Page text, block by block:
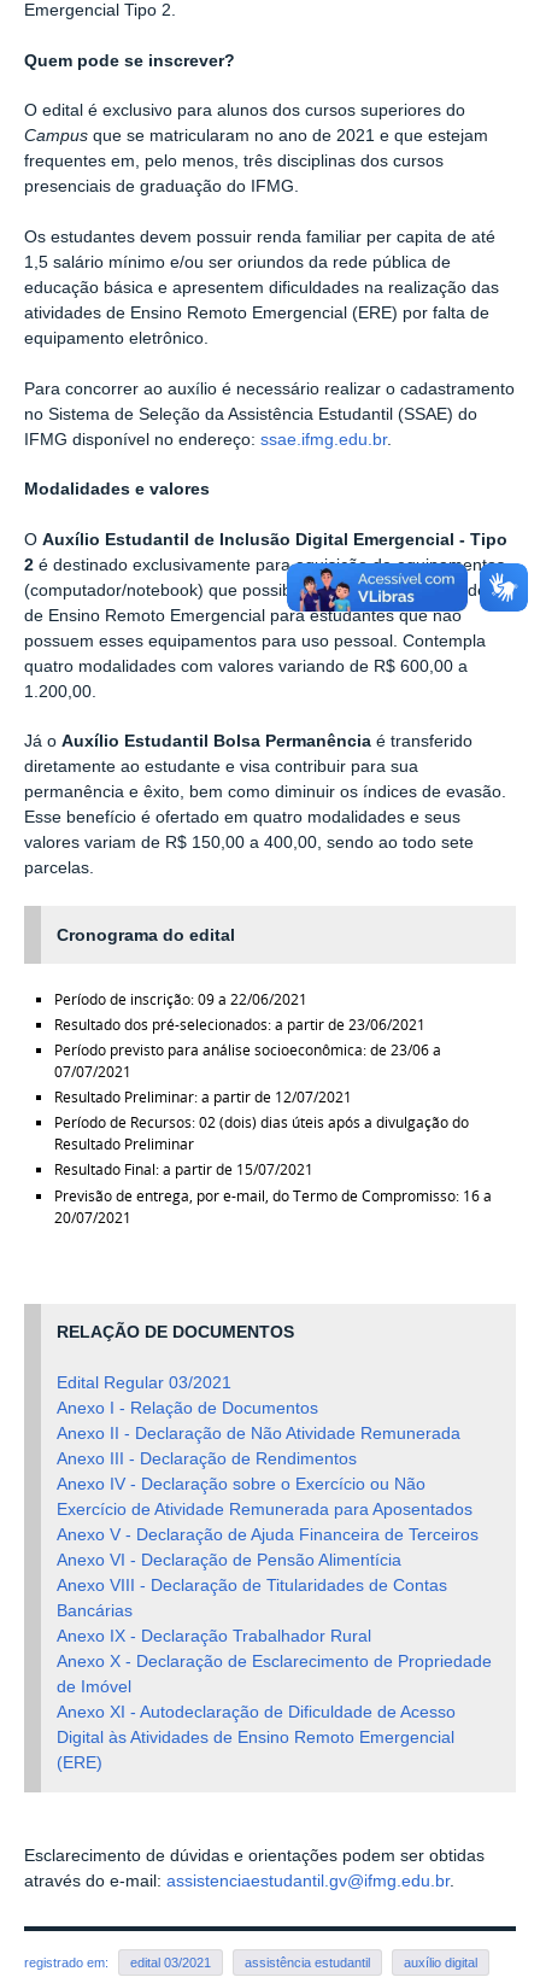
Emergencial Tipo 2.
Quem pode se inscrever?
O edital é exclusivo para alunos dos cursos superiores do
Campus que se matricularam no ano de 2021 e que estejam
frequentes em, pelo menos, três disciplinas dos cursos
presenciais de graduação do IFMG.
Os estudantes devem possuir renda familiar per capita de até
1,5 salário mínimo e/ou ser oriundos da rede pública de
educação básica e apresentem dificuldades na realização das
atividades de Ensino Remoto Emergencial (ERE) por falta de
equipamento eletrônico.
Para concorrer ao auxílio é necessário realizar o cadastramento
no Sistema de Seleção da Assistência Estudantil (SSAE) do
IFMG disponível no endereço: ssae.ifmg.edu.br.
Modalidades e valores
O Auxílio Estudantil de Inclusão Digital Emergencial - Tipo
2 é destinado exclusivamente para aquisição de equipamentos
(computador/notebook) que possibilite o acesso às atividades
de Ensino Remoto Emergencial para estudantes que não
possuem esses equipamentos para uso pessoal. Contempla
quatro modalidades com valores variando de R$ 600,00 a
1.200,00.
Já o Auxílio Estudantil Bolsa Permanência é transferido
diretamente ao estudante e visa contribuir para sua
permanência e êxito, bem como diminuir os índices de evasão.
Esse benefício é ofertado em quatro modalidades e seus
valores variam de R$ 150,00 a 400,00, sendo ao todo sete
parcelas.
Cronograma do edital
Período de inscrição: 09 a 22/06/2021
Resultado dos pré-selecionados: a partir de 23/06/2021
Período previsto para análise socioeconômica: de 23/06 a
07/07/2021
Resultado Preliminar: a partir de 12/07/2021
Período de Recursos: 02 (dois) dias úteis após a divulgação do
Resultado Preliminar
Resultado Final: a partir de 15/07/2021
Previsão de entrega, por e-mail, do Termo de Compromisso: 16 a
20/07/2021
RELAÇÃO DE DOCUMENTOS
Edital Regular 03/2021
Anexo I - Relação de Documentos
Anexo II - Declaração de Não Atividade Remunerada
Anexo III - Declaração de Rendimentos
Anexo IV - Declaração sobre o Exercício ou Não
Exercício de Atividade Remunerada para Aposentados
Anexo V - Declaração de Ajuda Financeira de Terceiros
Anexo VI - Declaração de Pensão Alimentícia
Anexo VIII - Declaração de Titularidades de Contas
Bancárias
Anexo IX - Declaração Trabalhador Rural
Anexo X - Declaração de Esclarecimento de Propriedade
de Imóvel
Anexo XI - Autodeclaração de Dificuldade de Acesso
Digital às Atividades de Ensino Remoto Emergencial
(ERE)
Esclarecimento de dúvidas e orientações podem ser obtidas
através do e-mail: assistenciaestudantil.gv@ifmg.edu.br.
registrado em: edital 03/2021 assistência estudantil auxílio digital